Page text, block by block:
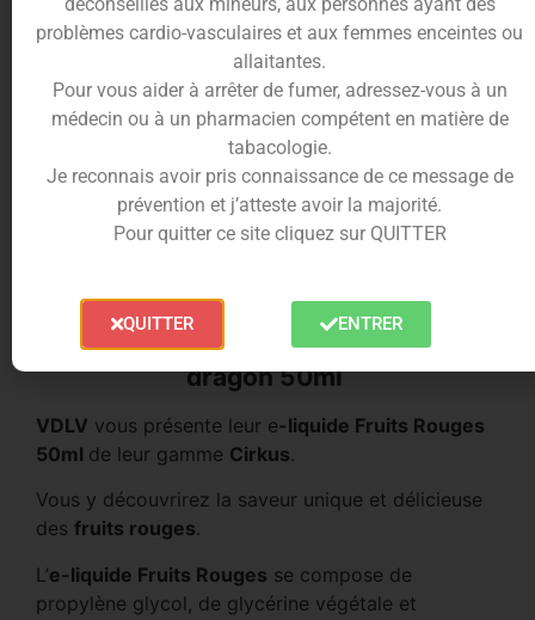
defraises ,framboises,cerisesetmûres
La texture juteuse des fruits se mêle parfaitement
à la douceur naturelle pour créer une véritable
explosion de saveurs en bouche.
Cete-liquidede la gammeCirkuspar VDLVest
parfait pour les amateurs de saveurs fraîches et
offrira un goût authentique defruits rouges
Composition du e-liquide Fruit du
dragon 50ml
VDLV vous présente leur e-liquide Fruits Rouges
50ml de leur gamme Cirkus.
Vous y découvrirez la saveur unique et délicieuse
des fruits rouges.
L’e-liquide Fruits Rouges se compose de
propylène glycol, de glycérine végétale et
problèmes cardio-vasculaires et aux femmes enceintes ou
allaitantes.
Pour vous aider à arrêter de fumer, adressez-vous à un
médecin ou à un pharmacien compétent en matière de
tabacologie.
Je reconnais avoir pris connaissance de ce message de
prévention et j’atteste avoir la majorité.
Pour quitter ce site cliquez sur QUITTER
QUITTER ENTRER